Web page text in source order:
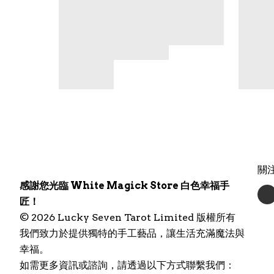
感謝您光臨 White Magick Store 白色幸福手
匠！
© 2026 Lucky Seven Tarot Limited 版權所有
我們致力於提供獨特的手工藝品，讓生活充滿魔法與
幸福。
如需更多資訊或諮詢，請透過以下方式聯繫我們：
關